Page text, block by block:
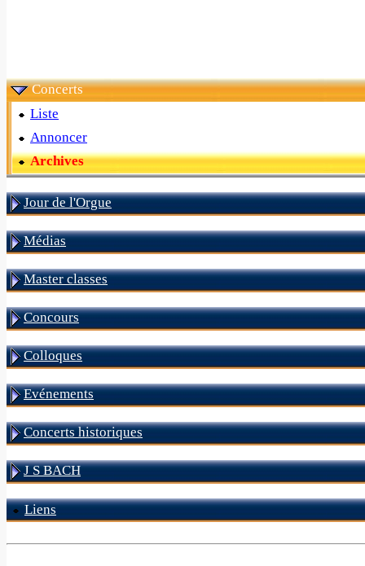
Concerts
Liste
Annoncer
Archives
Jour de l'Orgue
Médias
Master classes
Concours
Colloques
Evénements
Concerts historiques
J S BACH
Liens